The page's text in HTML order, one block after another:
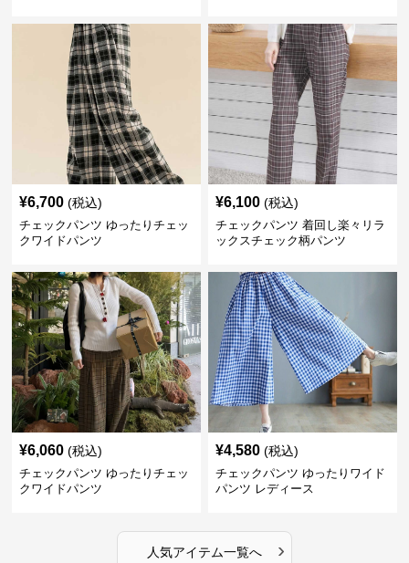
¥6,700 (税込)
チェックパンツ ゆったりチェッ
クワイドパンツ
¥6,100 (税込)
チェックパンツ 着回し楽々リラ
ックスチェック柄パンツ
¥6,060 (税込)
チェックパンツ ゆったりチェッ
クワイドパンツ
¥4,580 (税込)
チェックパンツ ゆったりワイド
パンツ レディース
人気アイテム一覧へ ›